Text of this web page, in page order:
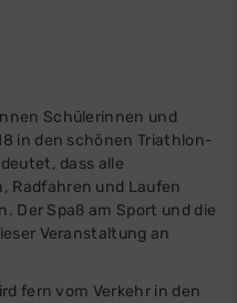
Schülerinnen und
in den schönen Triathlon-
dass alle
Radfahren und Laufen
Der Spaß am Sport und die
Veranstaltung an
fern vom Verkehr in den